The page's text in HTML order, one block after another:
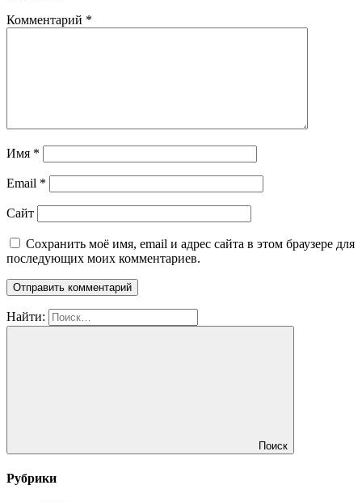
Комментарий *
Имя *
Email *
Сайт
Сохранить моё имя, email и адрес сайта в этом браузере для
последующих моих комментариев.
Найти:
Поиск
Рубрики